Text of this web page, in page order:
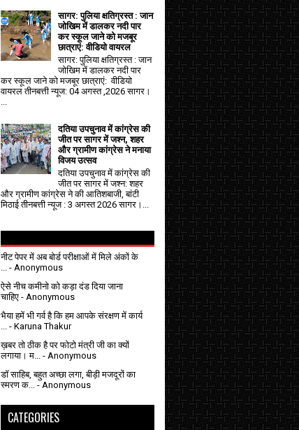
सागर: पुलिया क्षतिग्रस्त : जान
जोखिम में डालकर नदी पार
कर स्कूल जाने को मजबूर
छात्राएं: वीडियो वायरल
सागर: पुलिया क्षतिग्रस्त : जान
जोखिम में डालकर नदी पार
कर स्कूल जाने को मजबूर छात्राएं: वीडियो
वायरल तीनबत्ती न्यूज: 04 अगस्त ,2026 सागर।
...
दतिया उपचुनाव में कांग्रेस की
जीत पर सागर में जश्न, शहर
और ग्रामीण कांग्रेस ने मनाया
विजय उत्सव
दतिया उपचुनाव में कांग्रेस की
जीत पर सागर में जश्न: शहर
और ग्रामीण कांग्रेस ने की आतिशबाजी, बांटी
मिठाई तीनबत्ती न्यूज : 3 अगस्त 2026 सागर।...
नीट पेपर में अब बोर्ड परीक्षाओं में मिले अंकों के
- Anonymous
ऐसे नीच कमीनो को कड़ा दंड दिया जाना
चाहिए - Anonymous
भैया हमें भी गर्व है कि हम आपके संरक्षण में कार्य
- Karuna Thakur
ख़बर तो ठीक है पर फोटो मंत्री जी का क्यों
लगाया। म...
- Anonymous
डॉ साहिब, बहुत अच्छा लगा, बीड़ी मजदूरों का
स्मरण क...
- Anonymous
CATEGORIES